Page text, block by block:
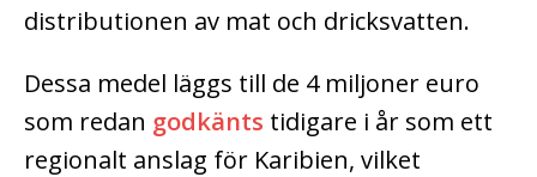
distributionen av mat och dricksvatten.
Dessa medel läggs till de 4 miljoner euro
som redan godkänts tidigare i år som ett
regionalt anslag för Karibien, vilket